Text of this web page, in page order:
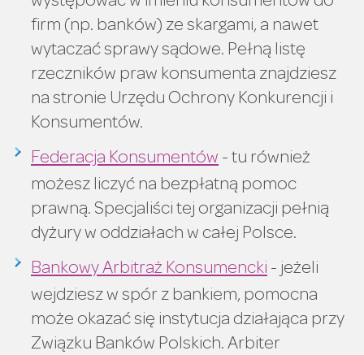
firm (np. banków) ze skargami, a nawet
wytaczać sprawy sądowe. Pełną listę
rzeczników praw konsumenta znajdziesz
na stronie Urzędu Ochrony Konkurencji i
Konsumentów.
Federacja Konsumentów - tu również
możesz liczyć na bezpłatną pomoc
prawną. Specjaliści tej organizacji pełnią
dyżury w oddziałach w całej Polsce.
Bankowy Arbitraż Konsumencki - jeżeli
wejdziesz w spór z bankiem, pomocna
może okazać się instytucja działająca przy
Związku Banków Polskich. Arbiter